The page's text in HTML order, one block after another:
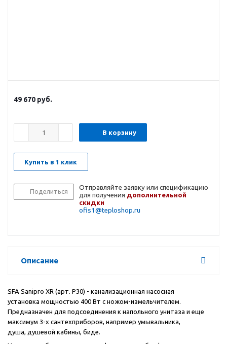
49 670 руб.
В корзину
Купить в 1 клик
Поделиться
Отправляйте заявку или спецификацию
для получения дополнительной
скидки
ofis1@teploshop.ru
Описание
SFA Sanipro XR (арт. P30) - канализационная насосная
установка мощностью 400 Вт с ножом-измельчителем.
Предназначен для подсоединения к напольного унитаза и еще
максимум 3-х сантехприборов, например умывальника,
душа, душевой кабины, биде.